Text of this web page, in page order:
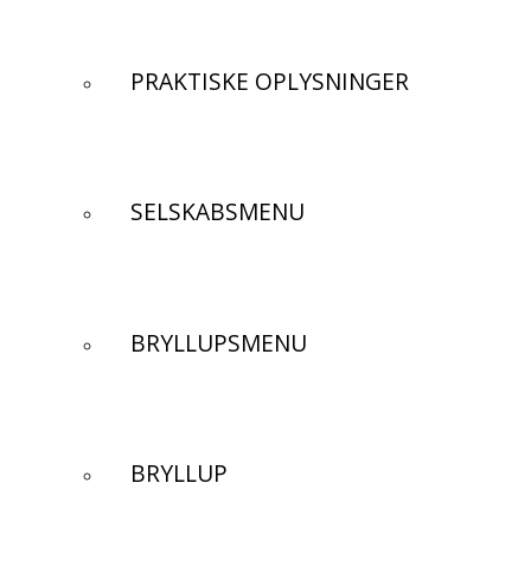
PRAKTISKE OPLYSNINGER
SELSKABSMENU
BRYLLUPSMENU
BRYLLUP